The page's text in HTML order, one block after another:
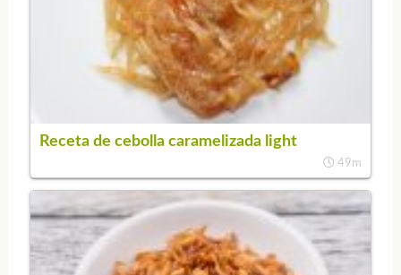
Receta de cebolla caramelizada light
49m